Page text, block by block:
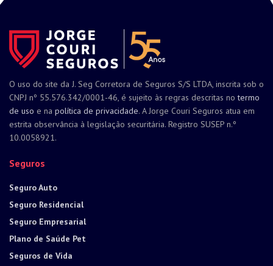
O uso do site da J. Seg Corretora de Seguros S/S LTDA, inscrita sob o
CNPJ nº 55.576.342/0001-46, é sujeito às regras descritas notermo
de uso e na política de privacidade. A Jorge Couri Seguros atua em
estrita observância à legislação securitária. Registro SUSEP n.º
10.0058921.
Seguros
Seguro Auto
Seguro Residencial
Seguro Empresarial
Plano de Saúde Pet
Seguros de Vida